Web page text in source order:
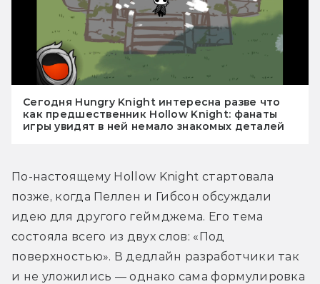
Сегодня Hungry Knight интересна разве что
как предшественник Hollow Knight: фанаты
игры увидят в ней немало знакомых деталей
По-настоящему Hollow Knight стартовала
позже, когда Пеллен и Гибсон обсуждали
идею для другого геймджема. Его тема
состояла всего из двух слов: «Под
поверхностью». В дедлайн разработчики так
и не уложились — однако сама формулировка